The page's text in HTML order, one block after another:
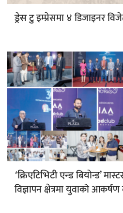
ड्रेस टुइम्प्रेसमा ४ डिजाइनर
‘क्रिएटिभिटी एन्डबियोन्ड’
विज्ञापन क्षेत्रमा युवाको